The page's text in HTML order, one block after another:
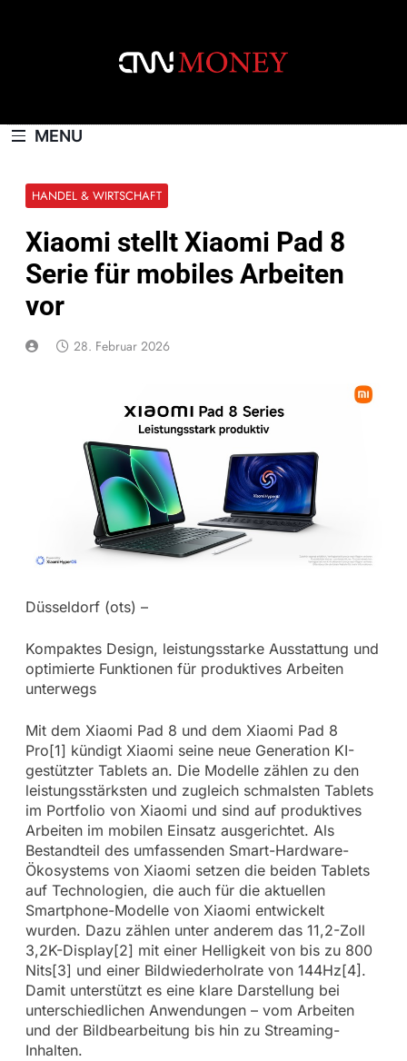
MENU
HANDEL & WIRTSCHAFT
Xiaomi stellt Xiaomi Pad 8
Serie für mobiles Arbeiten
vor
28. Februar 2026
Düsseldorf (ots) –
Kompaktes Design, leistungsstarke Ausstattung und
optimierte Funktionen für produktives Arbeiten
unterwegs
Mit dem Xiaomi Pad 8 und dem Xiaomi Pad 8
Pro[1] kündigt Xiaomi seine neue Generation KI-
gestützter Tablets an. Die Modelle zählen zu den
leistungsstärksten und zugleich schmalsten Tablets
im Portfolio von Xiaomi und sind auf produktives
Arbeiten im mobilen Einsatz ausgerichtet. Als
Bestandteil des umfassenden Smart-Hardware-
Ökosystems von Xiaomi setzen die beiden Tablets
auf Technologien, die auch für die aktuellen
Smartphone-Modelle von Xiaomi entwickelt
wurden. Dazu zählen unter anderem das 11,2-Zoll
3,2K-Display[2] mit einer Helligkeit von bis zu 800
Nits[3] und einer Bildwiederholrate von 144Hz[4].
Damit unterstützt es eine klare Darstellung bei
unterschiedlichen Anwendungen – vom Arbeiten
und der Bildbearbeitung bis hin zu Streaming-
Inhalten.